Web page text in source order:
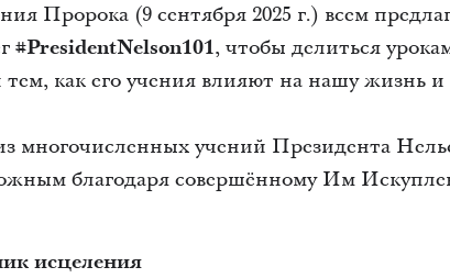
Пророка (9 сентября 2025 г.) всем
#PresidentNelson101, чтобы делиться
как его учения влияют на нашу жизнь
многочисленных учений Президента
благодаря совершённому Им
исцеления